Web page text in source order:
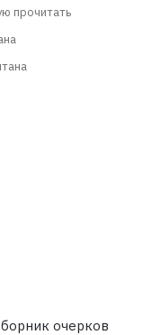
прочитать
очерков